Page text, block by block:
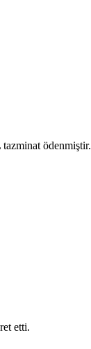
ödenmiştir.
etti.